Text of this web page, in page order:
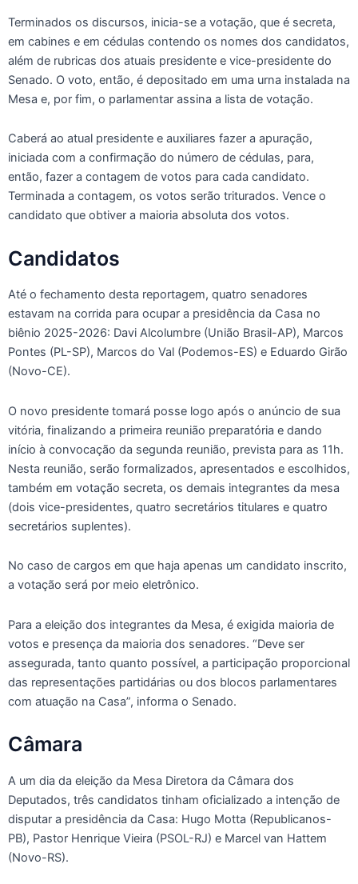
Terminados os discursos, inicia-se a votação, que é secreta,
em cabines e em cédulas contendo os nomes dos candidatos,
além de rubricas dos atuais presidente e vice-presidente do
Senado. O voto, então, é depositado em uma urna instalada na
Mesa e, por fim, o parlamentar assina a lista de votação.
Caberá ao atual presidente e auxiliares fazer a apuração,
iniciada com a confirmação do número de cédulas, para,
então, fazer a contagem de votos para cada candidato.
Terminada a contagem, os votos serão triturados. Vence o
candidato que obtiver a maioria absoluta dos votos.
Candidatos
Até o fechamento desta reportagem, quatro senadores
estavam na corrida para ocupar a presidência da Casa no
biênio 2025-2026: Davi Alcolumbre (União Brasil-AP), Marcos
Pontes (PL-SP), Marcos do Val (Podemos-ES) e Eduardo Girão
(Novo-CE).
O novo presidente tomará posse logo após o anúncio de sua
vitória, finalizando a primeira reunião preparatória e dando
início à convocação da segunda reunião, prevista para as 11h.
Nesta reunião, serão formalizados, apresentados e escolhidos,
também em votação secreta, os demais integrantes da mesa
(dois vice-presidentes, quatro secretários titulares e quatro
secretários suplentes).
No caso de cargos em que haja apenas um candidato inscrito,
a votação será por meio eletrônico.
Para a eleição dos integrantes da Mesa, é exigida maioria de
votos e presença da maioria dos senadores. “Deve ser
assegurada, tanto quanto possível, a participação proporcional
das representações partidárias ou dos blocos parlamentares
com atuação na Casa”, informa o Senado.
Câmara
A um dia da eleição da Mesa Diretora da Câmara dos
Deputados, três candidatos tinham oficializado a intenção de
disputar a presidência da Casa: Hugo Motta (Republicanos-
PB), Pastor Henrique Vieira (PSOL-RJ) e Marcel van Hattem
(Novo-RS).